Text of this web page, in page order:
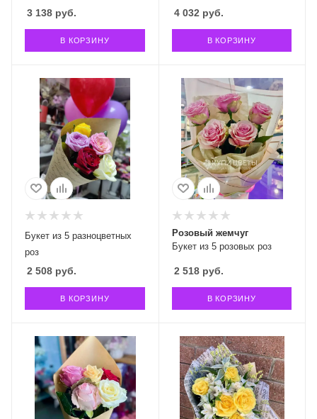
3 138 руб.
В КОРЗИНУ
4 032 руб.
В КОРЗИНУ
Букет из 5 разноцветных
роз
2 508 руб.
В КОРЗИНУ
Букет из 5 розовых роз
Розовый жемчуг
2 518руб.
В КОРЗИНУ